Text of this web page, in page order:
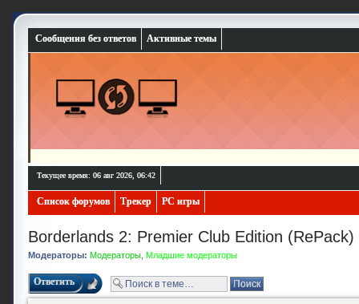
Сообщения без ответов Активные темы
Текущее время: 06 авг 2026, 06:42
Список форумов Трекер PC игры
Borderlands 2: Premier Club Edition (RePack)
Модераторы: Модераторы Младшие модераторы
Ответить